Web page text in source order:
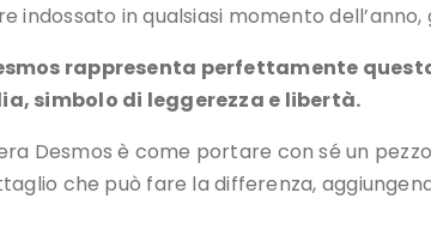
indossato in qualsiasi momento
rappresenta perfettamente
simbolo di leggerezza e libertà.
Desmos è come portare con sé un
che può fare la differenza,